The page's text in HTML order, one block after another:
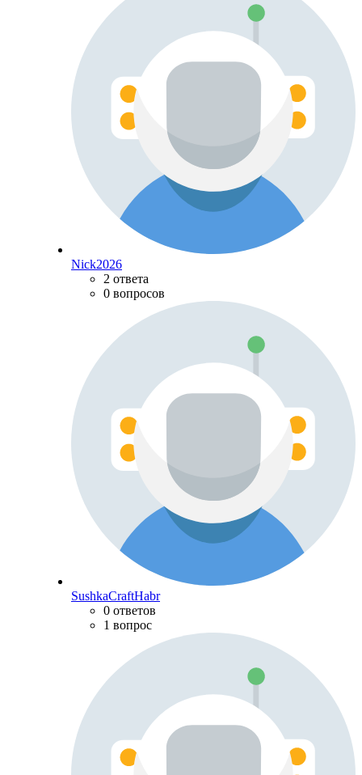
Nick2026
2 ответа
0 вопросов
SushkaCraftHabr
0 ответов
1 вопрос